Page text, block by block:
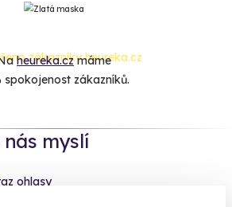
heureka.czmáme
spokojenost zákazníků.
nás myslí
ohlasy